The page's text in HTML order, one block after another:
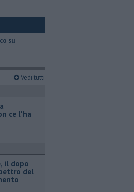
su
Vedi tutti
ce l'ha
il dopo
del